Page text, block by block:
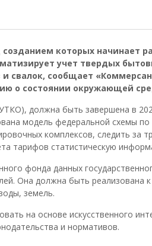
которых начинает
учет твердых
свалок, сообщает
о состоянии окружающей
должна быть завершена в
модель федеральной схемы
комплексов, следить за
тарифов статистическую
фонда данных
Она должна быть реализована
земель.
на основе искусственного
и нормативов.